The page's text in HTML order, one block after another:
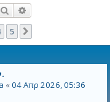
τ
η
Αναζήτηση
5
«04 Απρ 2026, 05:36